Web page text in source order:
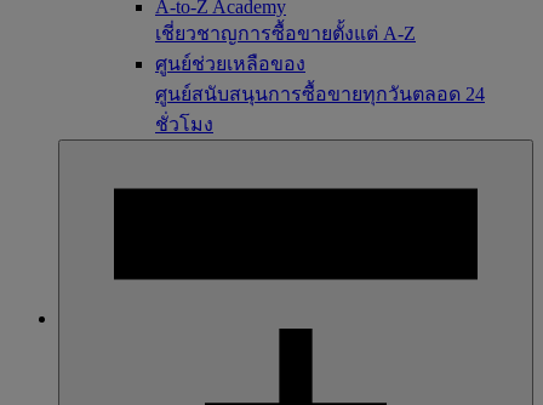
A-to-Z Academy
เชี่ยวชาญการซื้อขายตั้งแต่ A-Z
ศูนย์ช่วยเหลือของ
ศูนย์สนับสนุนการซื้อขายทุกวันตลอด 24
ชั่วโมง